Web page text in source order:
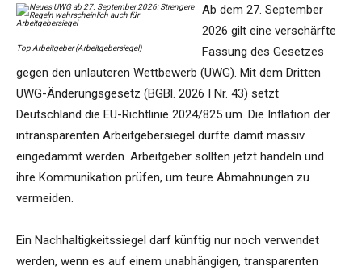
Top Arbeitgeber (Arbeitgebersiegel)
Ab dem 27. September
2026 gilt eine verschärfte
Fassung des Gesetzes
gegen den unlauteren Wettbewerb (UWG). Mit dem Dritten
UWG-Änderungsgesetz (BGBl. 2026 I Nr. 43) setzt
Deutschland die EU-Richtlinie 2024/825 um. Die Inflation der
intransparenten Arbeitgebersiegel dürfte damit massiv
eingedämmt werden. Arbeitgeber sollten jetzt handeln und
ihre Kommunikation prüfen, um teure Abmahnungen zu
vermeiden.
Ein Nachhaltigkeitssiegel darf künftig nur noch verwendet
werden, wenn es auf einem unabhängigen, transparenten